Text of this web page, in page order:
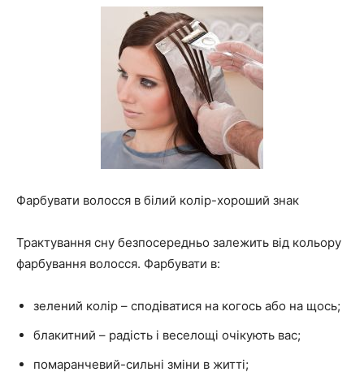
Фарбувати волосся в білий колір-хороший знак
Трактування сну безпосередньо залежить від кольору
фарбування волосся. Фарбувати в:
зелений колір – сподіватися на когось або на щось;
блакитний – радість і веселощі очікують вас;
помаранчевий-сильні зміни в житті;